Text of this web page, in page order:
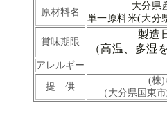
原材料名
大分県
単一原料米(大分
賞味期限
製造
（高温、多湿
アレルギー
提 供
(株)
（大分県国東